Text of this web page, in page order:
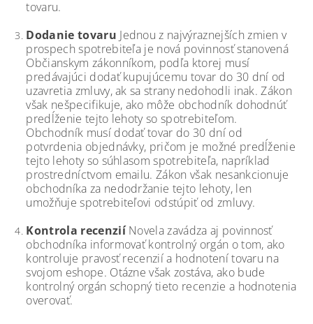
tovaru.
Dodanie tovaru Jednou z najvýraznejších zmien v
prospech spotrebiteľa je nová povinnosť stanovená
Občianskym zákonníkom, podľa ktorej musí
predávajúci dodať kupujúcemu tovar do 30 dní od
uzavretia zmluvy, ak sa strany nedohodli inak. Zákon
však nešpecifikuje, ako môže obchodník dohodnúť
predĺženie tejto lehoty so spotrebiteľom.
Obchodník musí dodať tovar do 30 dní od
potvrdenia objednávky, pričom je možné predĺženie
tejto lehoty so súhlasom spotrebiteľa, napríklad
prostredníctvom emailu. Zákon však nesankcionuje
obchodníka za nedodržanie tejto lehoty, len
umožňuje spotrebiteľovi odstúpiť od zmluvy.
Kontrola recenziíNovela zavádza aj povinnosť
obchodníka informovať kontrolný orgán o tom, ako
kontroluje pravosť recenzií a hodnotení tovaru na
svojom eshope. Otázne však zostáva, ako bude
kontrolný orgán schopný tieto recenzie a hodnotenia
overovať.